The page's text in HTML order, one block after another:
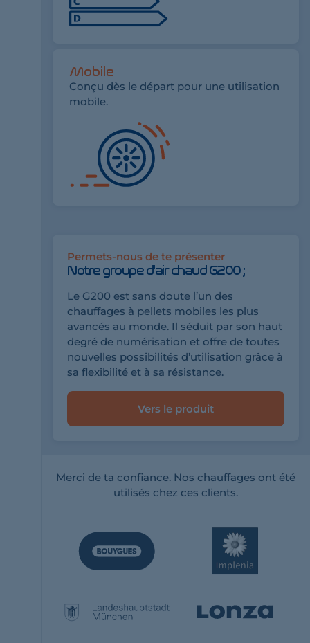
Mobile
Conçu dès le départ pour une utilisation
mobile.
Permets-nous de te présenter
Notre groupe d'air chaud G200 ;
Le G200 est sans doute l’un des
chauffages à pellets mobiles les plus
avancés au monde. Il séduit par son haut
degré de numérisation et offre de toutes
nouvelles possibilités d’utilisation grâce à
sa flexibilité et à sa résistance.
Vers le produit
Merci de ta confiance. Nos chauffages ont été
utilisés chez ces clients.